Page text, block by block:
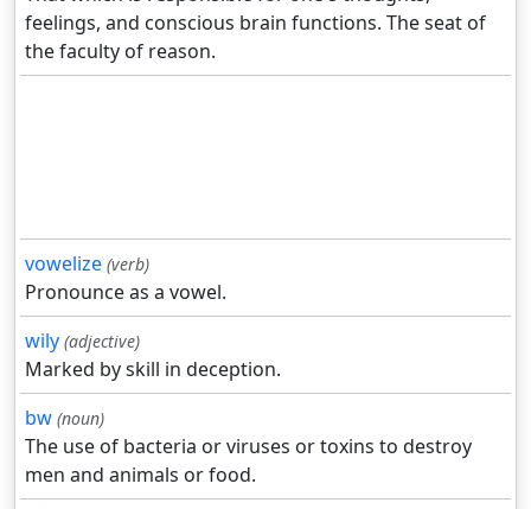
feelings, and conscious brain functions. The seat of
the faculty of reason.
vowelize (verb)
Pronounce as a vowel.
wily (adjective)
Marked by skill in deception.
bw (noun)
The use of bacteria or viruses or toxins to destroy
men and animals or food.